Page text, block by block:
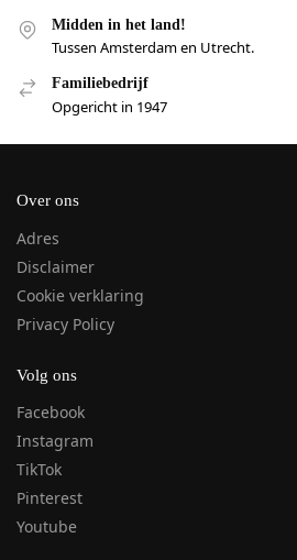
Midden in het land!
Tussen Amsterdam en Utrecht.
Familiebedrijf
Opgericht in 1947
Over ons
Adres
Disclaimer
Cookie verklaring
Privacy Policy
Volg ons
Facebook
Instagram
TikTok
Pinterest
Youtube